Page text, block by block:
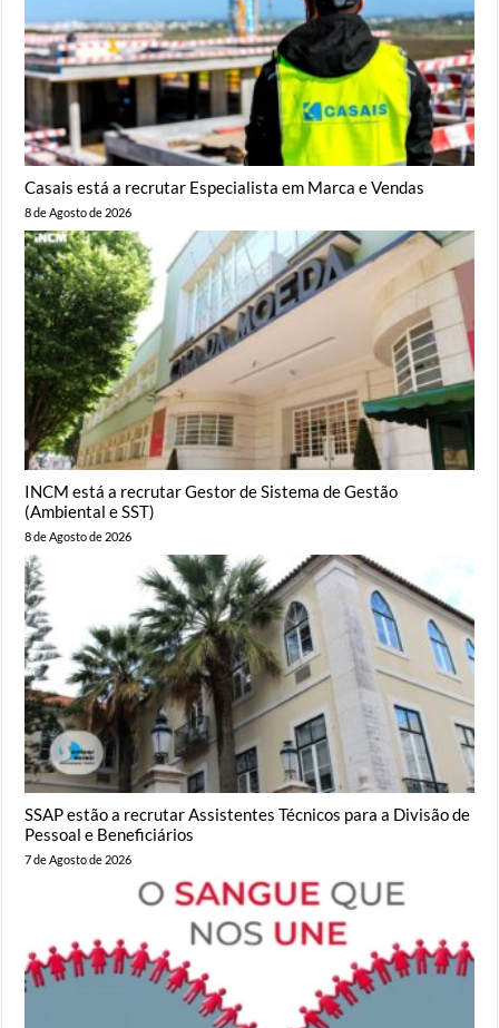
Casais está a recrutar Especialista em Marca e Vendas
8 de Agosto de 2026
INCM está a recrutar Gestor de Sistema de Gestão
(Ambiental e SST)
8 de Agosto de 2026
SSAP estão a recrutar Assistentes Técnicos para a Divisão de
Pessoal e Beneficiários
7 de Agosto de 2026